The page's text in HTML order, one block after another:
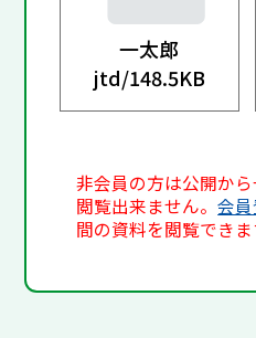
一太郎
jtd/148.5KB
非会員の方は公開か
閲覧出来ません。会
間の資料を閲覧できま